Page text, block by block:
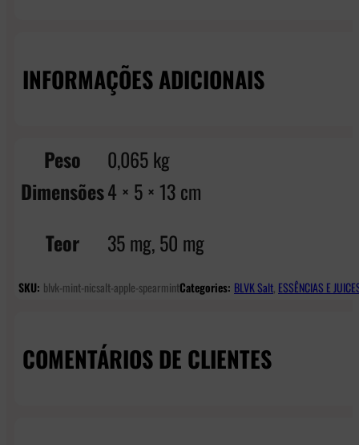
INFORMAÇÕES ADICIONAIS
Peso
0,065 kg
Dimensões4 × 5 × 13 cm
Teor
35 mg, 50 mg
SKU: blvk-mint-nicsalt-apple-spearmintCategories: BLVK Salt, ESSÊNCIAS E
COMENTÁRIOS DE CLIENTES